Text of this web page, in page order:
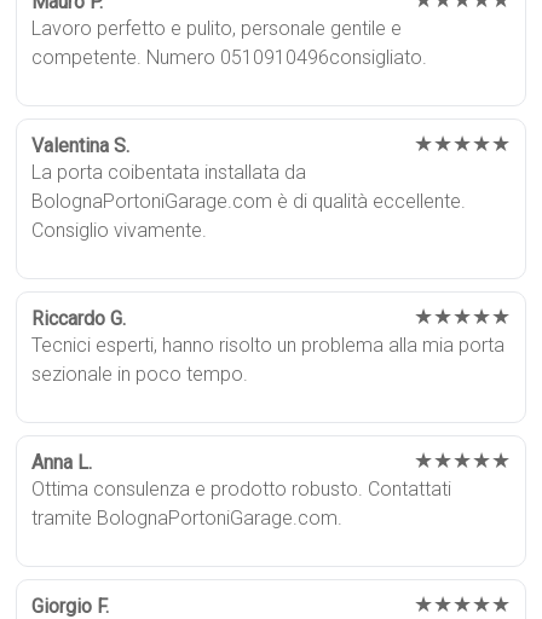
Lavoro perfetto e pulito, personale gentile e
competente. Numero 0510910496consigliato.
Valentina S. ★★★★★
La porta coibentata installata da
BolognaPortoniGarage.com è di qualità eccellente.
Consiglio vivamente.
Riccardo G. ★★★★★
Tecnici esperti, hanno risolto un problema alla mia porta
sezionale in poco tempo.
Anna L. ★★★★★
Ottima consulenza e prodotto robusto. Contattati
tramite BolognaPortoniGarage.com.
Giorgio F. ★★★★★